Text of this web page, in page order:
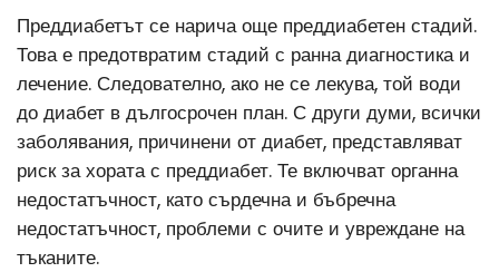
Преддиабетът се нарича още преддиабетен стадий.
Това е предотвратим стадий с ранна диагностика и
лечение. Следователно, ако не се лекува, той води
до диабет в дългосрочен план. С други думи, всички
заболявания, причинени от диабет, представляват
риск за хората с преддиабет. Те включват органна
недостатъчност, като сърдечна и бъбречна
недостатъчност, проблеми с очите и увреждане на
тъканите.